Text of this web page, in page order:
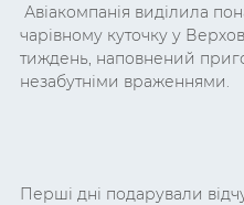
Авіакомпанія виділила
чарівному куточку у
тиждень, наповнений
незабутніми враженнями.
Перші дні подарували